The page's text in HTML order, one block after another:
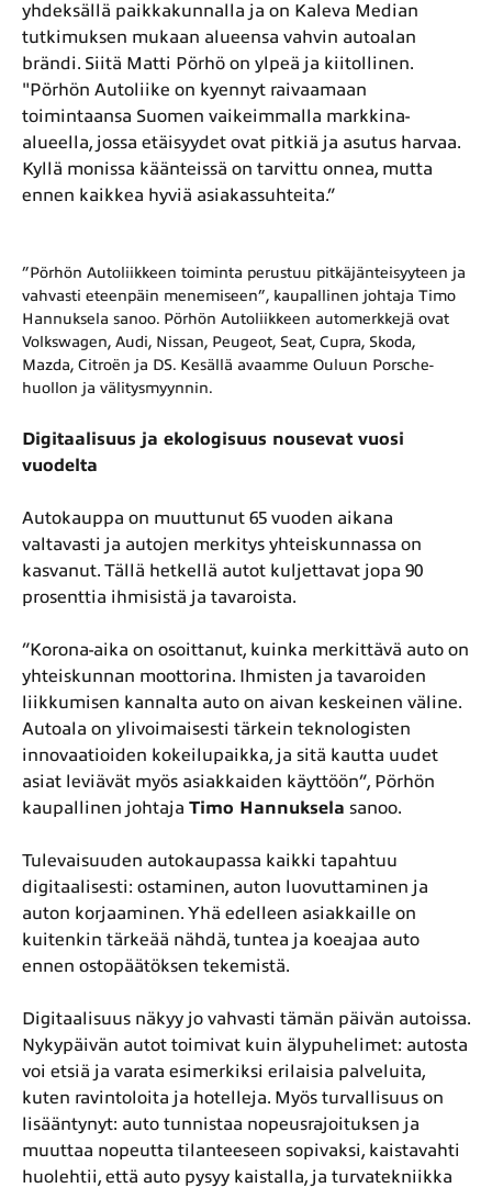
yhdeksällä paikkakunnalla ja on Kaleva Median
tutkimuksen mukaan alueensa vahvin autoalan
brändi. Siitä Matti Pörhö on ylpeä ja kiitollinen.
"Pörhön Autoliike on kyennyt raivaamaan
toimintaansa Suomen vaikeimmalla markkina-
alueella, jossa etäisyydet ovat pitkiä ja asutus harvaa.
Kyllä monissa käänteissä on tarvittu onnea, mutta
ennen kaikkea hyviä asiakassuhteita.”
”Pörhön Autoliikkeen toiminta perustuu pitkäjänteisyyteen ja
vahvasti eteenpäin menemiseen”, kaupallinen johtaja Timo
Hannuksela sanoo. Pörhön Autoliikkeen automerkkejä ovat
Volkswagen, Audi, Nissan, Peugeot, Seat, Cupra, Skoda,
Mazda, Citroën ja DS. Kesällä avaamme Ouluun Porsche-
huollon ja välitysmyynnin.
Digitaalisuus ja ekologisuus nousevat vuosi
vuodelta
Autokauppa on muuttunut 65 vuoden aikana
valtavasti ja autojen merkitys yhteiskunnassa on
kasvanut. Tällä hetkellä autot kuljettavat jopa 90
prosenttia ihmisistä ja tavaroista.
”Korona-aika on osoittanut, kuinka merkittävä auto on
yhteiskunnan moottorina. Ihmisten ja tavaroiden
liikkumisen kannalta auto on aivan keskeinen väline.
Autoala on ylivoimaisesti tärkein teknologisten
innovaatioiden kokeilupaikka, ja sitä kautta uudet
asiat leviävät myös asiakkaiden käyttöön”, Pörhön
kaupallinen johtaja Timo Hannuksela sanoo.
Tulevaisuuden autokaupassa kaikki tapahtuu
digitaalisesti: ostaminen, auton luovuttaminen ja
auton korjaaminen. Yhä edelleen asiakkaille on
kuitenkin tärkeää nähdä, tuntea ja koeajaa auto
ennen ostopäätöksen tekemistä.
Digitaalisuus näkyy jo vahvasti tämän päivän autoissa.
Nykypäivän autot toimivat kuin älypuhelimet: autosta
voi etsiä ja varata esimerkiksi erilaisia palveluita,
kuten ravintoloita ja hotelleja. Myös turvallisuus on
lisääntynyt: auto tunnistaa nopeusrajoituksen ja
muuttaa nopeutta tilanteeseen sopivaksi, kaistavahti
huolehtii, että auto pysyy kaistalla, ja turvatekniikka